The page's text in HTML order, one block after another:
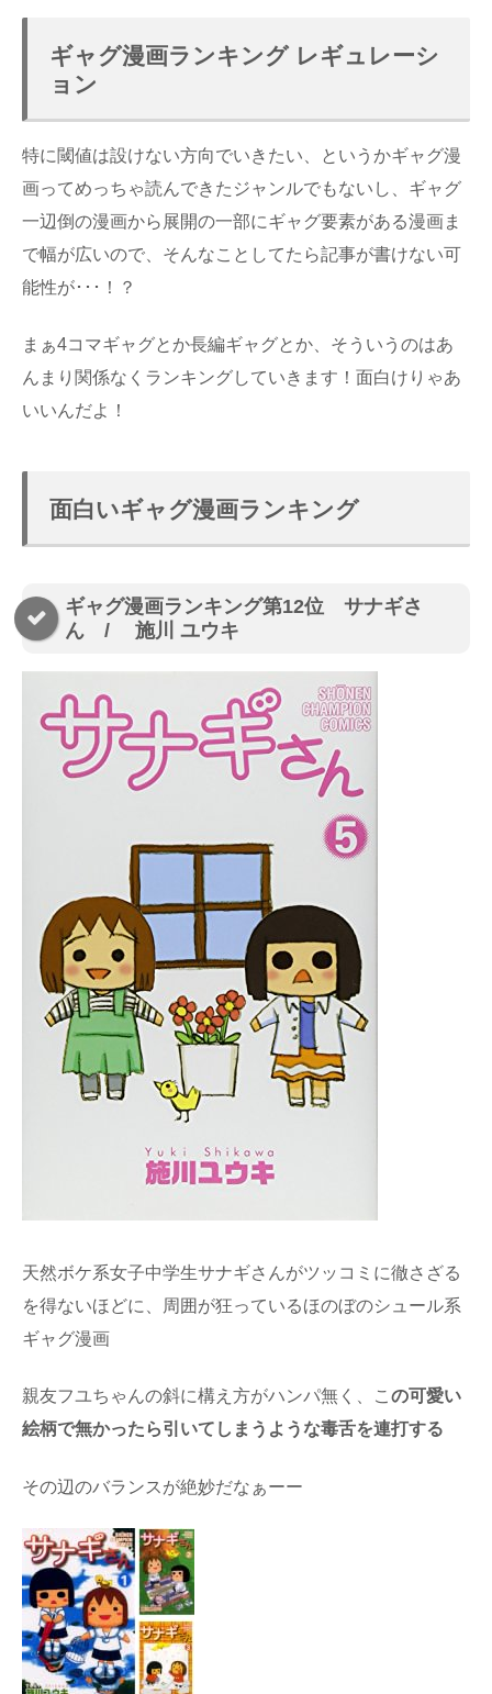
ギャグ漫画ランキング レギュレーシ
ョン
特に閾値は設けない方向でいきたい、というかギャグ漫
画ってめっちゃ読んできたジャンルでもないし、ギャグ
一辺倒の漫画から展開の一部にギャグ要素がある漫画ま
で幅が広いので、そんなことしてたら記事が書けない可
能性が･･･！？
まぁ4コマギャグとか長編ギャグとか、そういうのはあ
んまり関係なくランキングしていきます！面白けりゃあ
いいんだよ！
面白いギャグ漫画ランキング
ギャグ漫画ランキング第12位 サナギさ
ん / 施川 ユウキ
天然ボケ系女子中学生サナギさんがツッコミに徹さざる
を得ないほどに、周囲が狂っているほのぼのシュール系
ギャグ漫画
親友フユちゃんの斜に構え方がハンパ無く、こ の可愛い
絵柄で無かったら引いてしまうような毒舌を連打する
その辺のバランスが絶妙だなぁーー